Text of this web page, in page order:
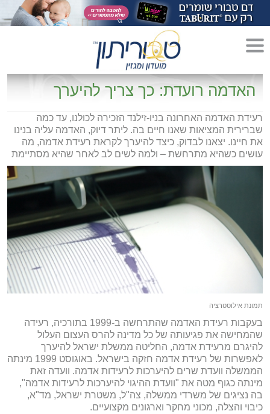
מדריך לגידול הורים»
הריון»
לידה»
מתכונים לקטנטנים»
סגנון חיים»
האדמה רועדת: כך צריך להיערך
רעידת האדמה האחרונה בניו-זילנד הזכירה לכולנו, עד כמה
שברירית המציאות שאנו חיים בה. ליתר דיוק, האדמה עליה בנינו
את חיינו. יצאנו לבדוק, כיצד להיערך לקראת רעידת אדמה, מה
עושים כשהיא מתרחשת – ולמה לשים לב לאחר שהיא מסתיימת
תמונת אילוסטרציה
בעקבות רעידת האדמה שהתרחשה ב-1999 בתורכיה, רעידה
שהמחישה את פגיעותה של כל מדינה להרס העצום העלול
להיגרם מרעידת אדמה, החליטה ממשלת ישראל להיערך
לאפשרות של רעידת אדמה חזקה בישראל. באוגוסט 1999 מינתה
הממשלה וועדת שרים להיערכות לרעידות אדמה. וועדה זאת
מינתה כגוף מטה את "וועדת ההיגוי להיערכות לרעידות אדמה",
בה נציגים של משרדי ממשלה, צה"ל, משטרת ישראל, מד"א,
כיבוי והצלה, מכוני מחקר וארגונים מקצועיים.